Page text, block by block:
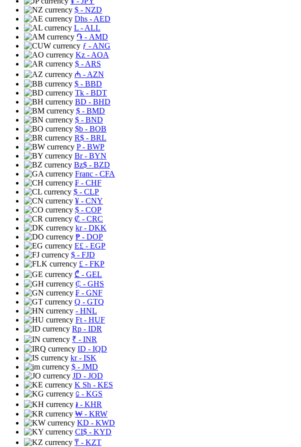
$ - NZD
Dhs - AED
L - ALL
֏ - AMD
ƒ - ANG
Kz - AOA
$ - ARS
₼ - AZN
$ - BBD
Tk - BDT
BD - BHD
$ - BMD
$ - BND
$b - BOB
R$ - BRL
P- BWP
Br- BYN
Bz$ - BZD
Franc - CFA
₣ - CHF
$ - CLP
¥ - CNY
$ - COP
₡ - CRC
kr- DKK
₱ - DOP
E£ - EGP
$ - FJD
£ - FKP
₾ - GEL
₵ - GHS
₣ - GNF
Q - GTQ
- HNL
Ft - HUF
Rp - IDR
₹ - INR
ID - IQD
kr- ISK
$ - JMD
JD - JOD
K Sh - KES
⃀ - KGS
៛ - KHR
₩ - KRW
KD - KWD
CI$ - KYD
₸ - KZT